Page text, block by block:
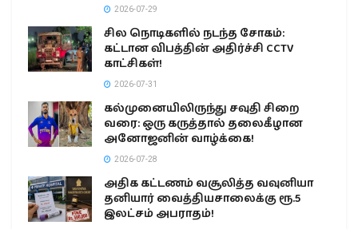
2026-07-29
சில நொடிகளில் நடந்த சோகம்:
கட்டான விபத்தின் அதிர்ச்சி CCTV
காட்சிகள்!
2026-07-31
கல்முனையிலிருந்து சவுதி சிறை
வரை: ஒரு கருத்தால் தலைகீழான
அனோஜனின் வாழ்க்கை!
2026-07-28
அதிக கட்டணம் வசூலித்த வவுனியா
தனியார் வைத்தியசாலைக்கு ரூ.5
இலட்சம் அபராதம்!